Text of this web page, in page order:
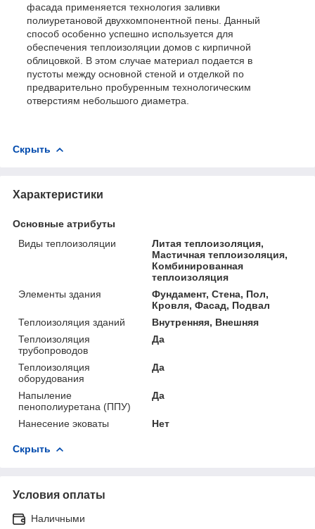
фасада применяется технология заливки
полиуретановой двухкомпонентной пены. Данный
способ особенно успешно используется для
обеспечения теплоизоляции домов с кирпичной
облицовкой. В этом случае материал подается в
пустоты между основной стеной и отделкой по
предварительно пробуренным технологическим
отверстиям небольшого диаметра.
Скрыть
Характеристики
Основные атрибуты
Виды теплоизоляции
Литая теплоизоляция,
Мастичная теплоизоляция,
Комбинированная
теплоизоляция
Элементы здания
Фундамент, Стена, Пол,
Кровля, Фасад, Подвал
Теплоизоляция зданий
Внутренняя, Внешняя
Теплоизоляция
трубопроводов
Да
Теплоизоляция
оборудования
Да
Напыление
пенополиуретана (ППУ)
Да
Нанесение эковаты Нет
Скрыть
Условия оплаты
Наличными